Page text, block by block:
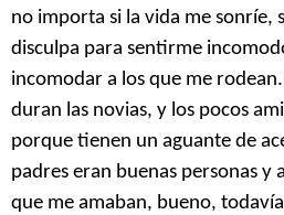
no importa si la vida me sonríe,
disculpa para sentirme
incomodar a los que me
duran las novias, y los pocos
porque tienen un aguante de
padres eran buenas personas y
que me amaban, bueno,